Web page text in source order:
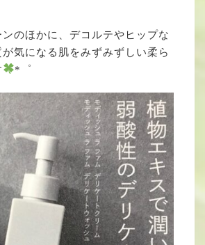
のほかに、デコルテやヒップな
気になる肌をみずみずしい柔ら
*゜